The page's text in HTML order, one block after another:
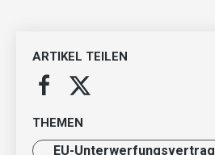
ARTIKEL TEILEN
THEMEN
EU-Unterwerfungsvertrag